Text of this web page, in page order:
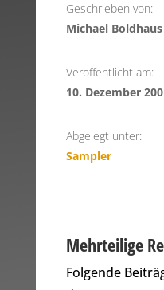
Geschrieben von:
Michael Boldhaus
Veröffentlicht am:
10. Dezember
Abgelegt unter:
Sampler
Mehrteilige
Folgende